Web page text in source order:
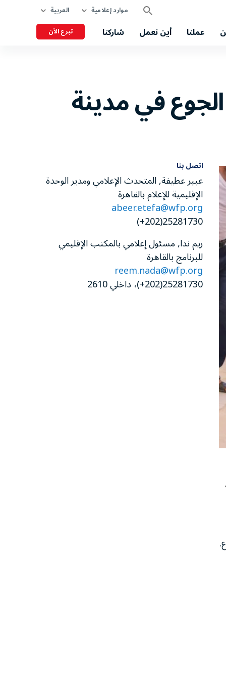
موارد إعلامية العربية
عملنا أين نعمل شاركنا تبرع الآن
في مدينة
اتصل بنا
عبير عطيفة, المتحدث الإعلامي ومدير الوحدة
الإقليمية للإعلام بالقاهرة
abeer.etefa@wfp.org
25281730(202+)
ريم ندا, مسئول إعلامي بالمكتب الإقليمي
للبرنامج بالقاهرة
reem.nada@wfp.org
25281730(202+)، داخلي 2610